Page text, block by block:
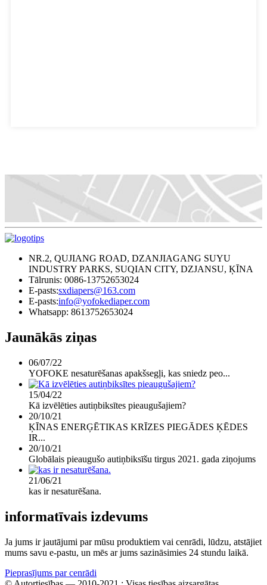
NR.2, QUJIANG ROAD, DZANJIAGANG SUYU
INDUSTRY PARKS, SUQIAN CITY, DZJANSU, ĶĪNA
Tālrunis: 0086-13752653024
E-pasts:sxdiapers@163.com
E-pasts:info@yofokediaper.com
Whatsapp: 8613752653024
Jaunākās ziņas
06/07/22
YOFOKE nesaturēšanas apakšsegļi, kas sniedz peo...
15/04/22
Kā izvēlēties autiņbiksītes pieaugušajiem?
20/10/21
ĶĪNAS ENERĢĒTIKAS KRĪZES PIEGĀDES ĶĒDES
IR...
20/10/21
Globālais pieaugušo autiņbiksīšu tirgus 2021. gada ziņojums
21/06/21
kas ir nesaturēšana.
informatīvais izdevums
Ja jums ir jautājumi par mūsu produktiem vai cenrādi, lūdzu, atstājiet
mums savu e-pastu, un mēs ar jums sazināsimies 24 stundu laikā.
Pieprasījums par cenrādi